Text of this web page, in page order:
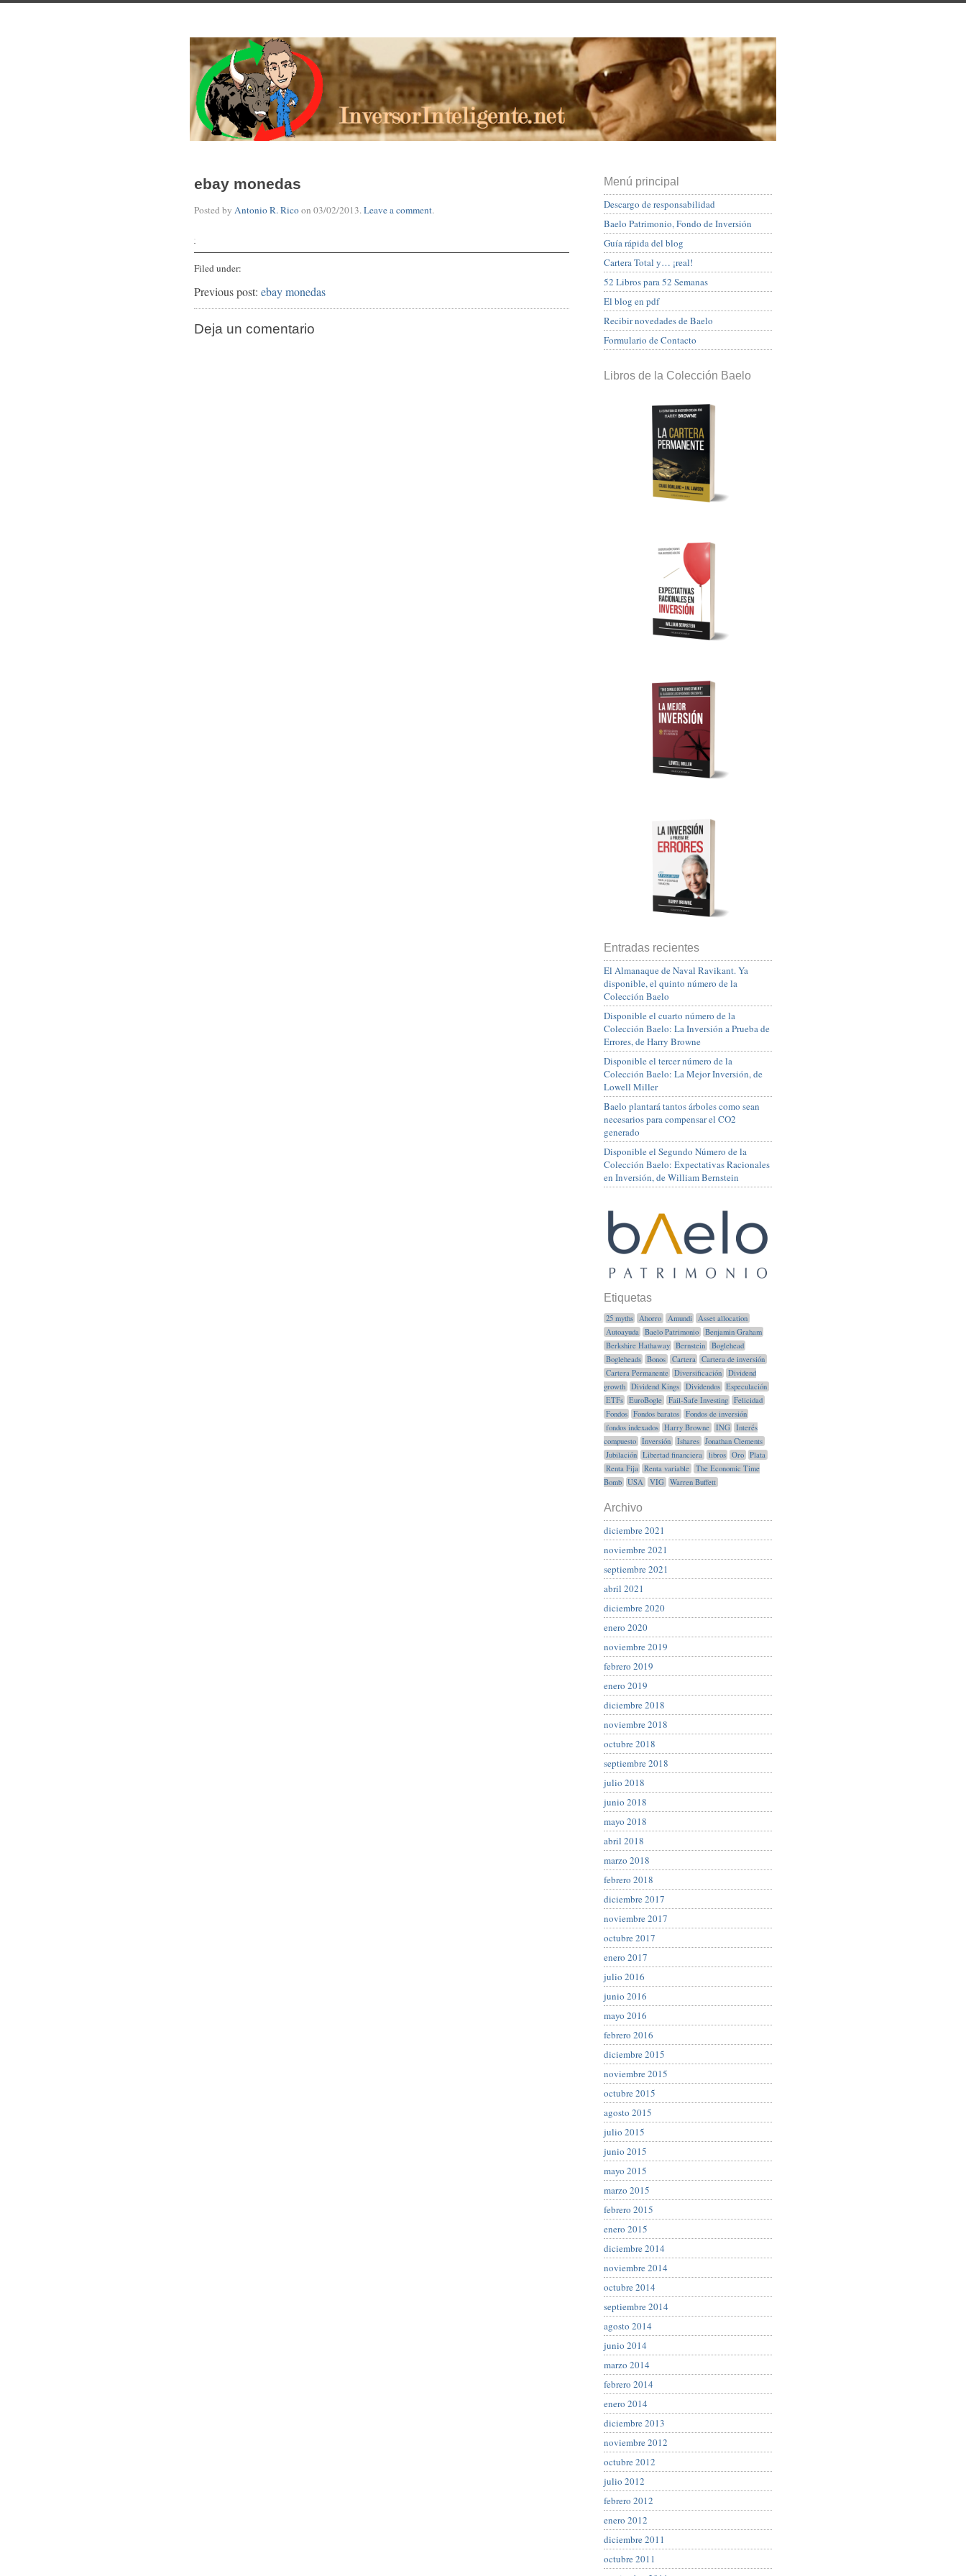
ebay monedas
Posted by Antonio R. Ricoon 03/02/2013.Leave a comment.
Filed under:
Previous post: ebay monedas
Deja un comentario
Menú principal
Descargo de responsabilidad
Baelo Patrimonio, Fondo de Inversión
Guía rápida del blog
Cartera Total y… ¡real!
52 Libros para 52 Semanas
El blog en pdf
Recibir novedades de Baelo
Formulario de Contacto
Libros de la Colección Baelo
Entradas recientes
El Almanaque de Naval Ravikant. Ya
disponible, el quinto número de la
Colección Baelo
Disponible el cuarto número de la
Colección Baelo: La Inversión a Prueba de
Errores, de Harry Browne
Disponible el tercer número de la
Colección Baelo: La Mejor Inversión, de
Lowell Miller
Baelo plantará tantos árboles como sean
necesarios para compensar el CO2
generado
Disponible el Segundo Número de la
Colección Baelo: Expectativas Racionales
en Inversión, de William Bernstein
Etiquetas
25 myths Ahorro Amundi
Asset allocation
Autoayuda
Baelo Patrimonio
Benjamin Graham
Berkshire Hathaway
Bernstein
Boglehead
Bogleheads
Bonos Cartera
Cartera de inversión
Cartera Permanente
Diversificación
Dividend
growth
Dividend Kings Dividendos
Especulación
ETFs
EuroBogle Fail-Safe Investing
Felicidad
Fondos
Fondos baratos
Fondos de inversión
fondos indexados
Harry Browne ING
Interés
compuesto
Inversión Ishares
Jonathan Clements
Jubilación
Libertad financiera libros Oro
Plata
Renta Fija
Renta variable
The Economic Time
Bomb
USA VIG Warren Buffett
Archivo
diciembre 2021
noviembre 2021
septiembre 2021
abril 2021
diciembre 2020
enero 2020
noviembre 2019
febrero 2019
enero 2019
diciembre 2018
noviembre 2018
octubre 2018
septiembre 2018
julio 2018
junio 2018
mayo 2018
abril 2018
marzo 2018
febrero 2018
diciembre 2017
noviembre 2017
octubre 2017
enero 2017
julio 2016
junio 2016
mayo 2016
febrero 2016
diciembre 2015
noviembre 2015
octubre 2015
agosto 2015
julio 2015
junio 2015
mayo 2015
marzo 2015
febrero 2015
enero 2015
diciembre 2014
noviembre 2014
octubre 2014
septiembre 2014
agosto 2014
junio 2014
marzo 2014
febrero 2014
enero 2014
diciembre 2013
noviembre 2012
octubre 2012
julio 2012
febrero 2012
enero 2012
diciembre 2011
octubre 2011